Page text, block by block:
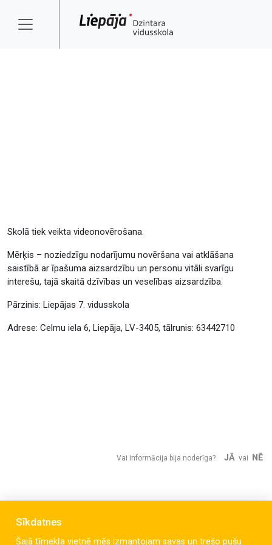
Skolā tiek veikta videonovērošana.
Mērķis – noziedzīgu nodarījumu novēršana vai atklāšana
saistībā ar īpašuma aizsardzību un personu vitāli svarīgu
interešu, tajā skaitā dzīvības un veselības aizsardzība.
Pārzinis: Liepājas 7. vidusskola
Adrese: Celmu iela 6, Liepāja, LV-3405, tālrunis: 63442710
Vai informācija bija noderīga? JĀ vai NĒ
Sīkdatnes
Šajā tīmekļa vietnē mēs izmantojam savas un trešo pušu